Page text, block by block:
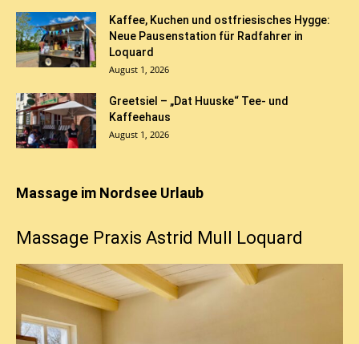
Kaffee, Kuchen und ostfriesisches Hygge:
Neue Pausenstation für Radfahrer in
Loquard
August 1, 2026
Greetsiel – „Dat Huuske“ Tee- und
Kaffeehaus
August 1, 2026
Massage im Nordsee Urlaub
Massage Praxis Astrid Mull Loquard